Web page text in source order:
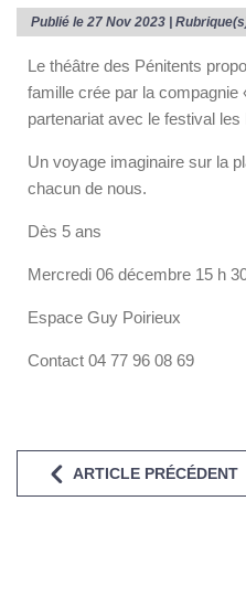
Publié le 27 Nov 2023 |
Le théâtre des Pénitents
famille crée par la
partenariat avec le festival les
Un voyage imaginaire sur la
chacun de nous.
Dès 5 ans
Mercredi 06 décembre 15 h
Espace Guy Poirieux
Contact 04 77 96 08 69
ARTICLE PRÉCÉDENT